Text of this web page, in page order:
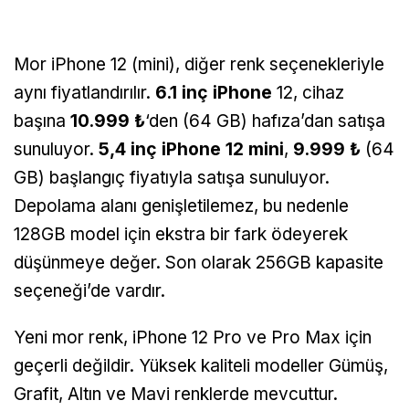
Mor iPhone 12 (mini), diğer renk seçenekleriyle
aynı fiyatlandırılır. 6.1 inç iPhone 12, cihaz
başına 10.999 ₺‘den (64 GB) hafıza’dan satışa
sunuluyor. 5,4 inç iPhone 12 mini, 9.999 ₺ (64
GB) başlangıç ​​fiyatıyla satışa sunuluyor.
Depolama alanı genişletilemez, bu nedenle
128GB model için ekstra bir fark ödeyerek
düşünmeye değer. Son olarak 256GB kapasite
seçeneği’de vardır.
Yeni mor renk, iPhone 12 Pro ve Pro Max için
geçerli değildir. Yüksek kaliteli modeller Gümüş,
Grafit, Altın ve Mavi renklerde mevcuttur.